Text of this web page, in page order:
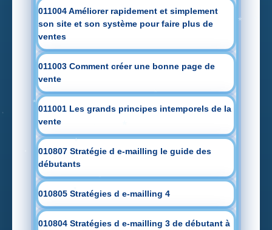
011004 Améliorer rapidement et simplement
son site et son système pour faire plus de
ventes
011003 Comment créer une bonne page de
vente
011001 Les grands principes intemporels de la
vente
010807 Stratégie d e-mailling le guide des
débutants
010805 Stratégies d e-mailling 4
010804 Stratégies d e-mailling 3 de débutant à